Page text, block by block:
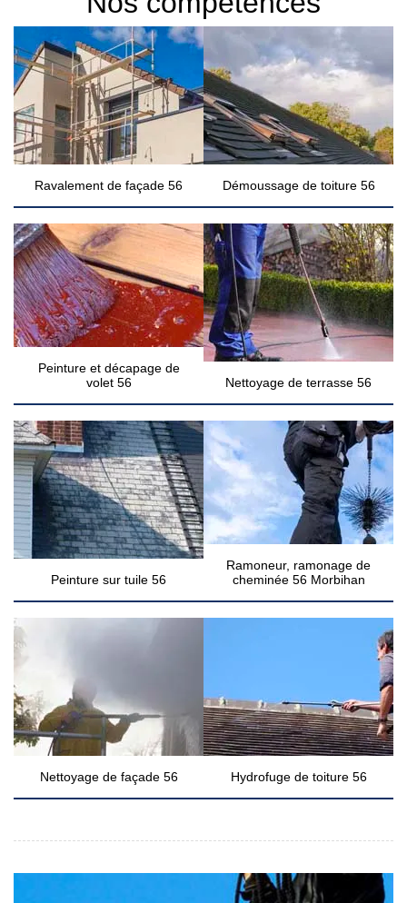
Ravalement de façade 56 Démoussage de toiture 56
Peinture et décapage de
volet 56
Nettoyage de terrasse 56
Peinture sur tuile 56
Ramoneur, ramonage de
cheminée 56 Morbihan
Nettoyage de façade 56 Hydrofuge de toiture 56